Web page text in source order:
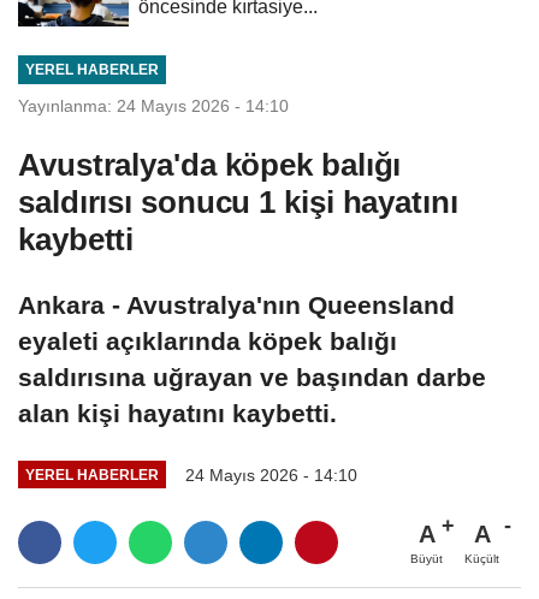
öncesinde kırtasiye...
YEREL HABERLER
Yayınlanma: 24 Mayıs 2026 - 14:10
Avustralya'da köpek balığı
saldırısı sonucu 1 kişi hayatını
kaybetti
Ankara - Avustralya'nın Queensland
eyaleti açıklarında köpek balığı
saldırısına uğrayan ve başından darbe
alan kişi hayatını kaybetti.
YEREL HABERLER 24 Mayıs 2026 - 14:10
A
Büyüt
A
Küçült